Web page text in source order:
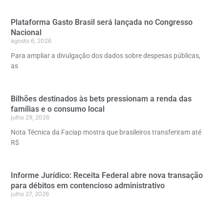
Plataforma Gasto Brasil será lançada no Congresso
Nacional
agosto 6, 2026
Para ampliar a divulgação dos dados sobre despesas públicas,
as
Bilhões destinados às bets pressionam a renda das
famílias e o consumo local
julho 29, 2026
Nota Técnica da Faciap mostra que brasileiros transferiram até
R$
Informe Jurídico: Receita Federal abre nova transação
para débitos em contencioso administrativo
julho 27, 2026